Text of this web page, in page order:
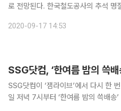
로 전망된다. 한국철도공사의 추석
이같은 추세에 맞춰 유통업계는 추석
2020-09-17 14:53
SSG닷컴, ‘한여름 밤의 쓱배
SSG닷컴이 ‘잼라이브’에서 다시 한
일 저녁 7시부터 ‘한여름 밤의 쓱배송